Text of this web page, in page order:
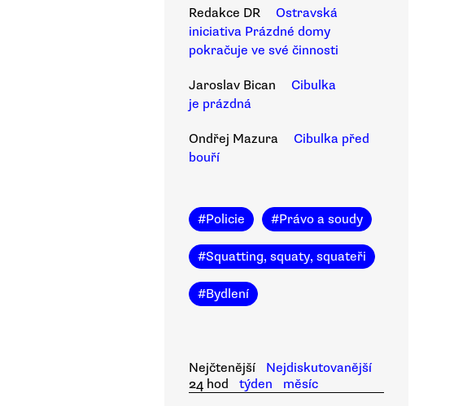
Redakce DR
Ostravská
iniciativa Prázdné domy
pokračuje ve své činnosti
Jaroslav Bican
Cibulka
je prázdná
Ondřej Mazura
Cibulka před
bouří
#Policie #Právo a soudy
#Squatting, squaty, squateři
#Bydlení
Nejčtenější
Nejdiskutovanější
24 hod
týden
měsíc